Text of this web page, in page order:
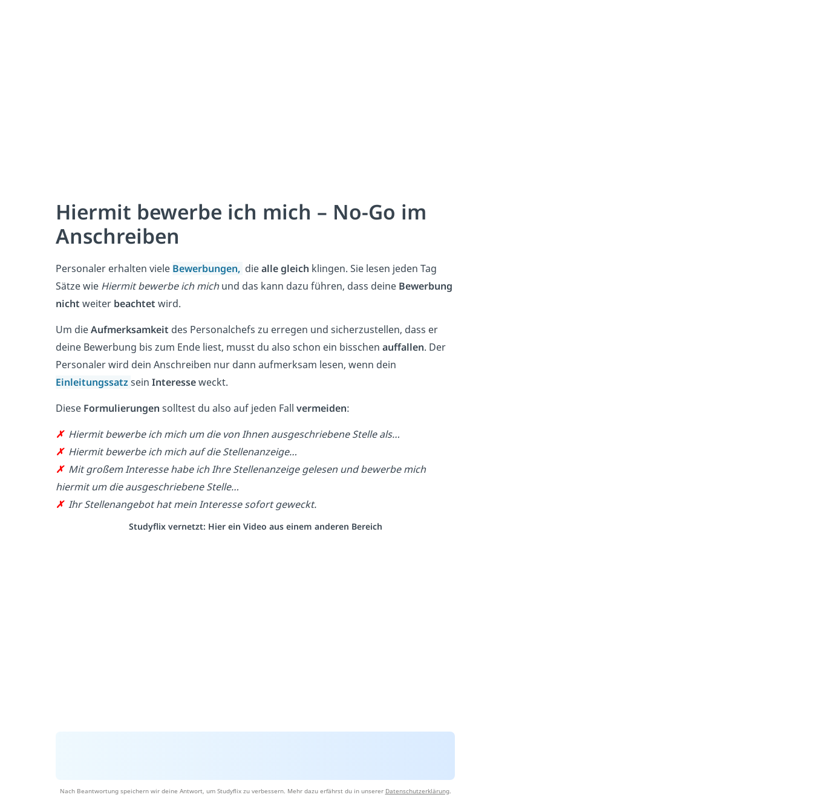
Hiermit bewerbe ich mich – No-Go im
Anschreiben
Personaler erhalten viele Bewerbungen, diealle gleich klingen. Sie lesen jeden Tag
Sätze wie Hiermit bewerbe ich michund das kann dazu führen, dass deine Bewerbung
nicht weiter beachtet wird.
Um dieAufmerksamkeit des Personalchefs zu erregen und sicherzustellen, dass er
deine Bewerbung bis zum Ende liest, musst du also schon ein bisschen auffallen. Der
Personaler wird dein Anschreiben nur dann aufmerksam lesen, wenn dein
Einleitungssatzsein Interesseweckt.
Diese Formulierungen solltest du also auf jeden Fall vermeiden:
✗ Hiermit bewerbe ich mich um die von Ihnen ausgeschriebene Stelle als…
✗ Hiermit bewerbe ich mich auf die Stellenanzeige…
✗ Mit großem Interesse habe ich Ihre Stellenanzeige gelesen und bewerbe mich
hiermit um die ausgeschriebene Stelle…
✗ Ihr Stellenangebot hat mein Interesse sofort geweckt.
Studyflix vernetzt: Hier ein Video aus einem anderen Bereich
Nach Beantwortung speichern wir deine Antwort, um Studyflix zu verbessern. Mehr dazu erfährst du in unserer Datenschutzerklärung.